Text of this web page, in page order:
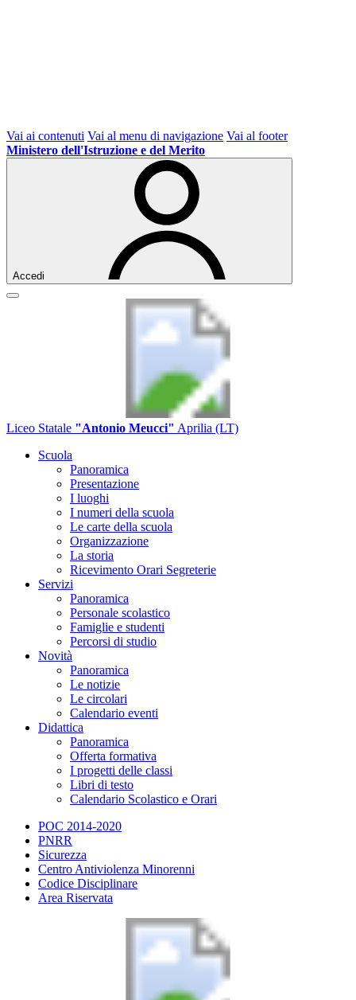
Vai ai contenuti Vai al menu di navigazione Vai al footer
Ministero dell'Istruzione e del Merito
Accedi
Liceo Statale "Antonio Meucci" Aprilia (LT)
Scuola
Panoramica
Presentazione
I luoghi
I numeri della scuola
Le carte della scuola
Organizzazione
La storia
Ricevimento Orari Segreterie
Servizi
Panoramica
Personale scolastico
Famiglie e studenti
Percorsi di studio
Novità
Panoramica
Le notizie
Le circolari
Calendario eventi
Didattica
Panoramica
Offerta formativa
I progetti delle classi
Libri di testo
Calendario Scolastico e Orari
POC 2014-2020
PNRR
Sicurezza
Centro Antiviolenza Minorenni
Codice Disciplinare
Area Riservata